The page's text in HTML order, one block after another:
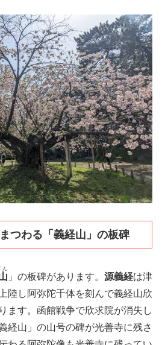
つわる「義経山」の板碑
ん
」の板碑があります。 源義経は津
陸し阿弥陀千体を刻んで義経山欣
ます。函館戦争で欣求院が消失し
経山」の山号の碑が光善寺に残さ